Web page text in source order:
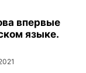
впервые
языке.